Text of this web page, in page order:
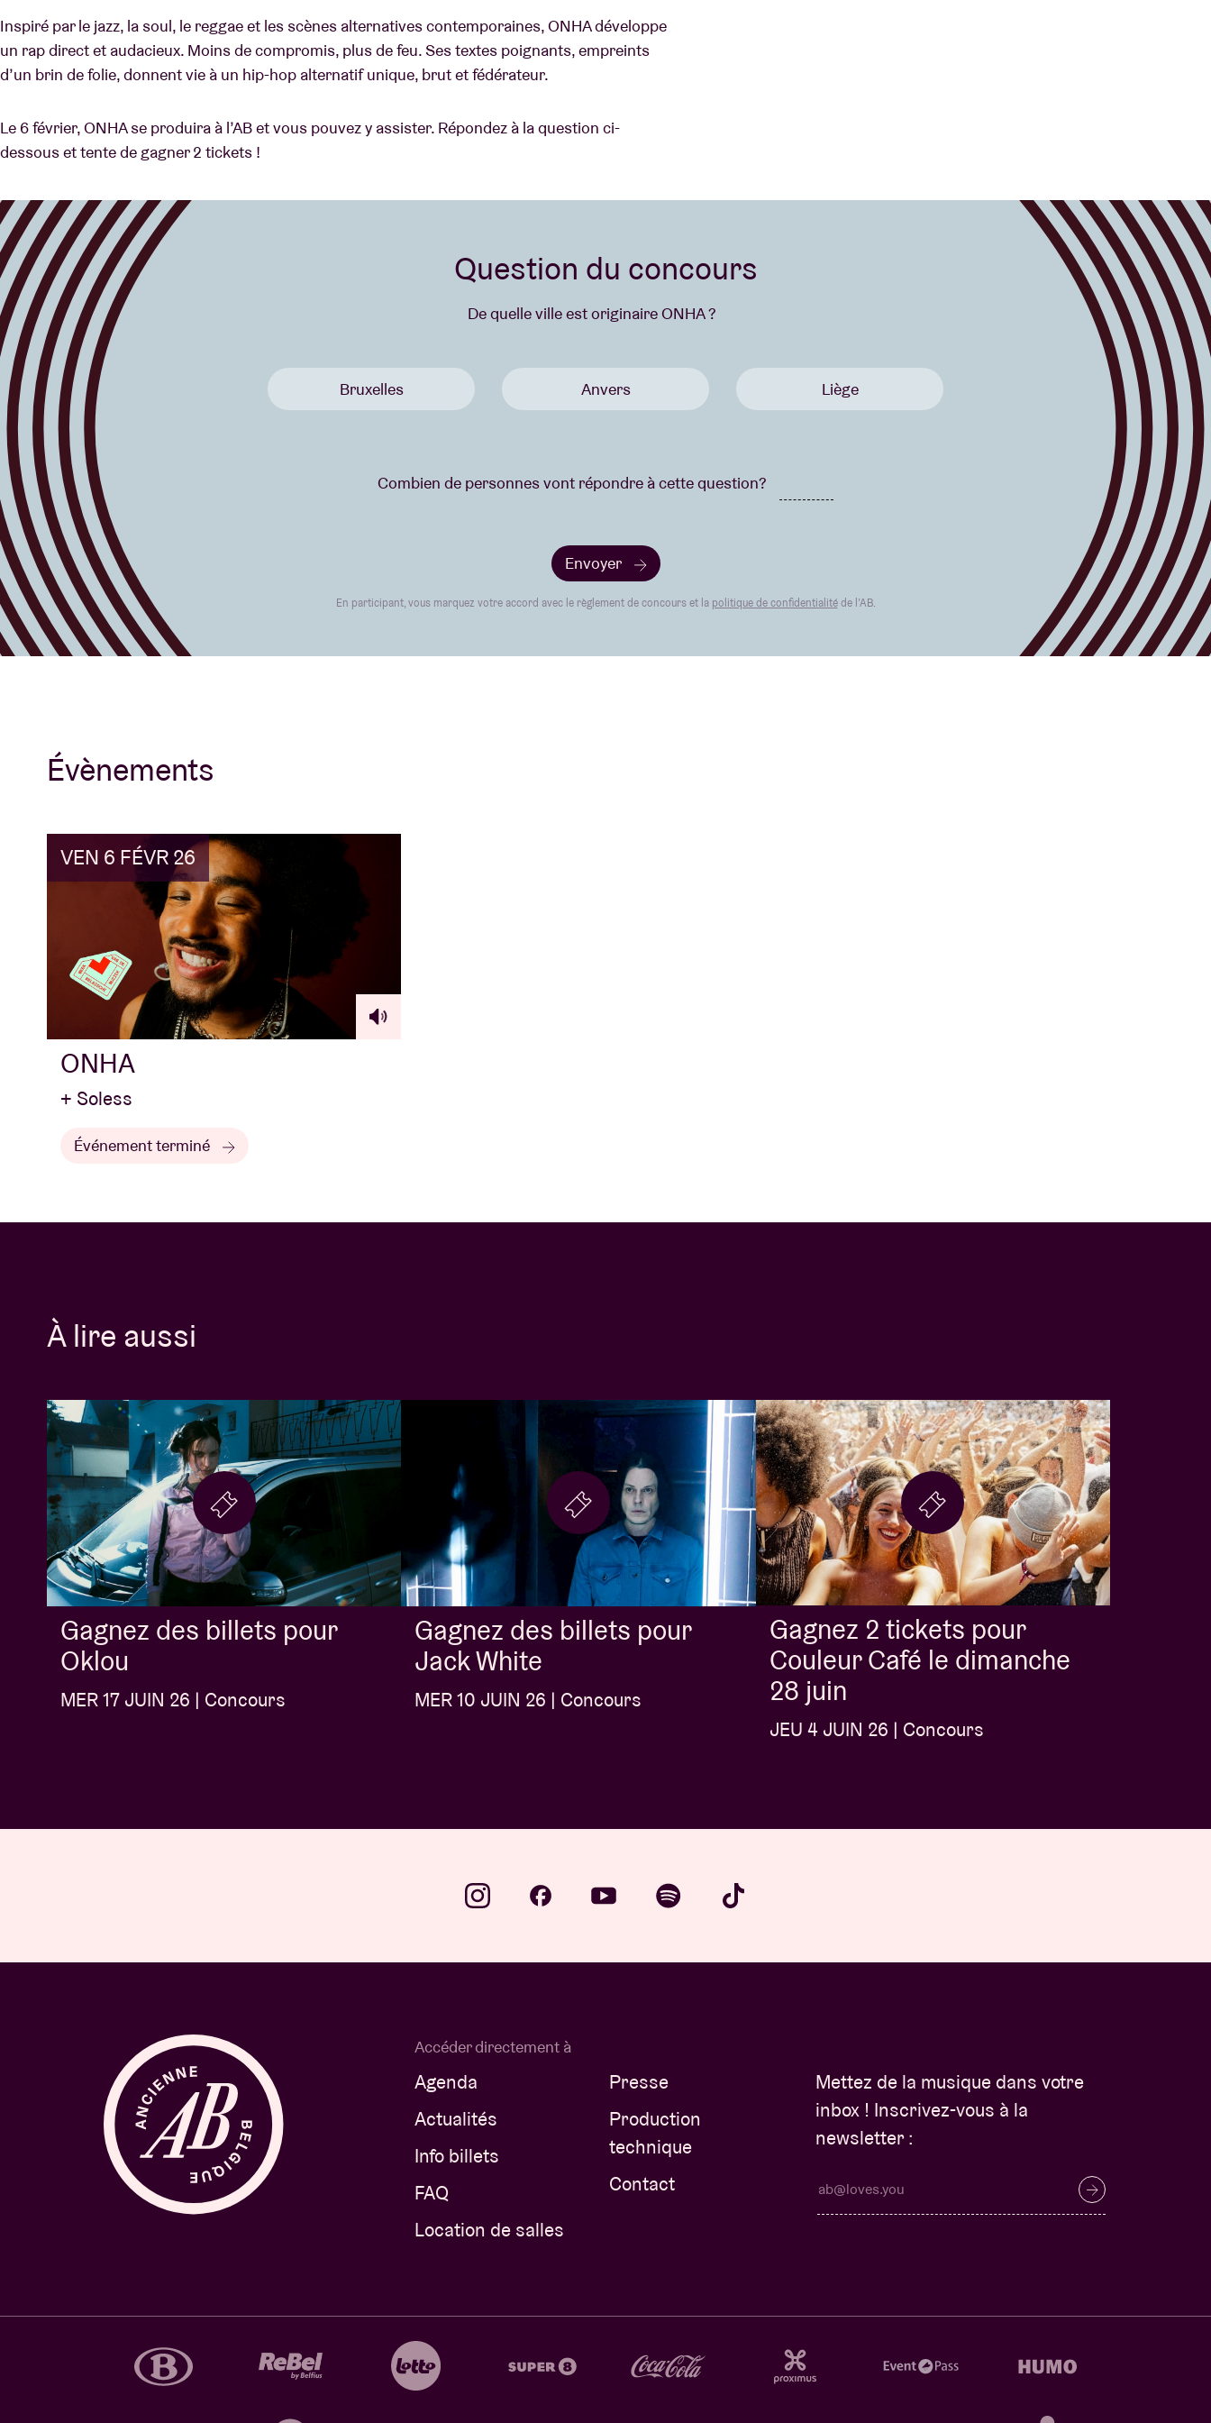
Inspiré par le jazz, la soul, le reggae et les scènes alternatives contemporaines, ONHA développe
un rap direct et audacieux. Moins de compromis, plus de feu. Ses textes poignants, empreints
d’un brin de folie, donnent vie à un hip-hop alternatif unique, brut et fédérateur.
Le 6 février, ONHA se produira à l’AB et vous pouvez y assister. Répondez à la question ci-
dessous et tente de gagner 2 tickets !
Question du concours
De quelle ville est originaire ONHA ?
Bruxelles Anvers Liège
Combien de personnes vont répondre à cette question?
Envoyer
En participant, vous marquez votre accord avec le règlement de concours et la politique de confidentialitéde l’AB.
Évènements
VEN 6 FÉVR 26
ONHA
+ Soless
Événement terminé
À lire aussi
Gagnez des billets pour
Oklou
MER 17 JUIN 26 | Concours
Gagnez des billets pour
Jack White
MER 10 JUIN 26 | Concours
Gagnez 2 tickets pour
Couleur Café le dimanche
28 juin
JEU 4 JUIN 26 | Concours
Accéder directement à
Agenda
Actualités
Info billets
FAQ
Location de salles
Presse
Production
technique
Contact
Mettez de la musique dans votre
inbox ! Inscrivez-vous à la
newsletter :